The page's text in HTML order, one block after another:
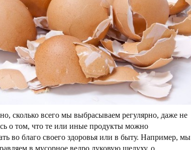
сколько всего мы выбрасываем регулярно, даже не
о том, что те или иные продукты можно
во благо своего здоровья или в быту. Например, мы